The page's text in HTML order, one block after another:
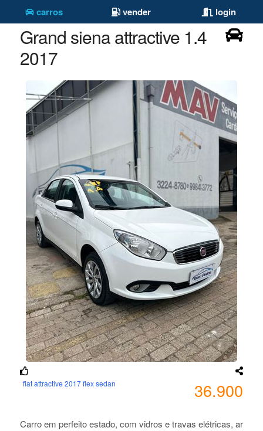
carros vender login
Grand siena attractive 1.4
2017
fiat attractive 2017 flex sedan 36.900
Carro em perfeito estado, com vidros e travas elétricas, ar